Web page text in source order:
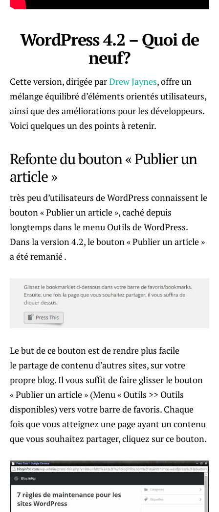
WordPress 4.2 – Quoi de
neuf?
Cette version, dirigée parDrew Jaynes, offre un
mélange équilibré d’éléments orientés utilisateurs,
ainsi que des améliorations pour les développeurs.
Voici quelques un des points à retenir.
Refonte du bouton « Publier un
article »
très peu d’utilisateurs de WordPress connaissent le
bouton « Publier un article », caché depuis
longtemps dans le menu Outils de WordPress.
Dans la version 4.2, le bouton « Publier un article »
a été remanié .
Le but de ce bouton est de rendre plus facile
le partage de contenu d’autres sites, sur votre
propre blog. Il vous suffit de faire glisser le bouton
« Publier un article » (Menu « Outils >> Outils
disponibles) vers votre barre de favoris. Chaque
fois que vous atteignez une page ayant un contenu
que vous souhaitez partager, cliquez sur ce bouton.